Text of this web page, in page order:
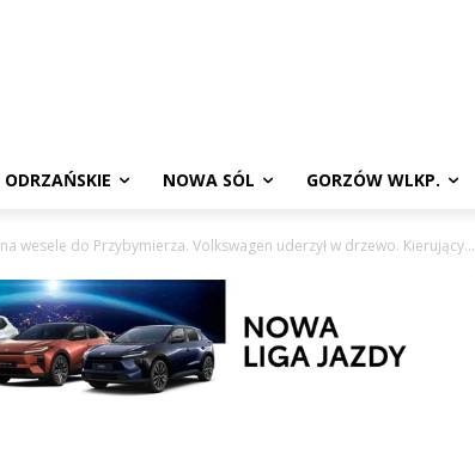
NOWA SÓL GORZÓW WLKP.
wesele do Przybymierza. Volkswagen uderzył w drzewo. Kierujący...